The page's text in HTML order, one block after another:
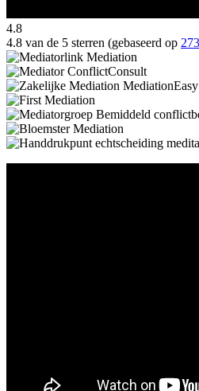
4.8
4.8 van de 5 sterren (gebaseerd op